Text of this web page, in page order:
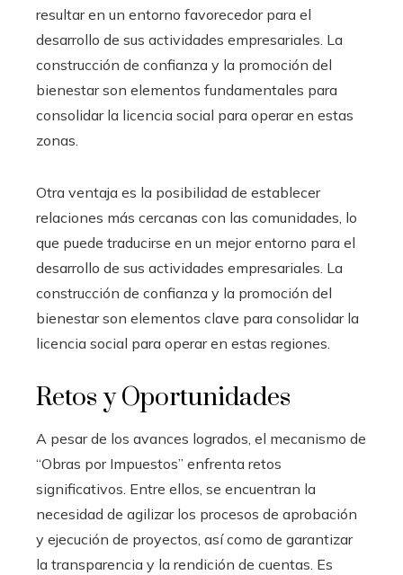
resultar en un entorno favorecedor para el
desarrollo de sus actividades empresariales. La
construcción de confianza y la promoción del
bienestar son elementos fundamentales para
consolidar la licencia social para operar en estas
zonas.
Otra ventaja es la posibilidad de establecer
relaciones más cercanas con las comunidades, lo
que puede traducirse en un mejor entorno para el
desarrollo de sus actividades empresariales. La
construcción de confianza y la promoción del
bienestar son elementos clave para consolidar la
licencia social para operar en estas regiones.
Retos y Oportunidades
A pesar de los avances logrados, el mecanismo de
“Obras por Impuestos” enfrenta retos
significativos. Entre ellos, se encuentran la
necesidad de agilizar los procesos de aprobación
y ejecución de proyectos, así como de garantizar
la transparencia y la rendición de cuentas. Es